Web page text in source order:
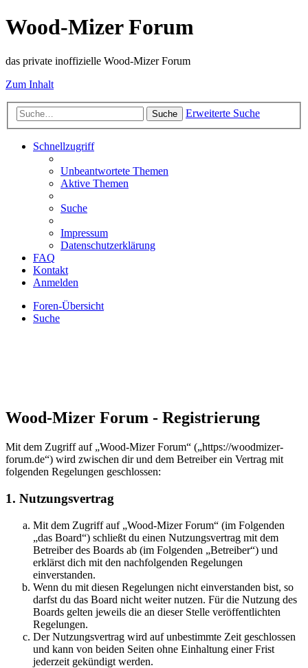
Wood-Mizer Forum
das private inoffizielle Wood-Mizer Forum
Zum Inhalt
Suche Erweiterte Suche
Schnellzugriff
Unbeantwortete Themen
Aktive Themen
Suche
Impressum
Datenschutzerklärung
FAQ
Kontakt
Anmelden
Foren-Übersicht
Suche
Wood-Mizer Forum - Registrierung
Mit dem Zugriff auf „Wood-Mizer Forum“ („https://woodmizer-
forum.de“) wird zwischen dir und dem Betreiber ein Vertrag mit
folgenden Regelungen geschlossen:
1. Nutzungsvertrag
Mit dem Zugriff auf „Wood-Mizer Forum“ (im Folgenden
„das Board“) schließt du einen Nutzungsvertrag mit dem
Betreiber des Boards ab (im Folgenden „Betreiber“) und
erklärst dich mit den nachfolgenden Regelungen
einverstanden.
Wenn du mit diesen Regelungen nicht einverstanden bist, so
darfst du das Board nicht weiter nutzen. Für die Nutzung des
Boards gelten jeweils die an dieser Stelle veröffentlichten
Regelungen.
Der Nutzungsvertrag wird auf unbestimmte Zeit geschlossen
und kann von beiden Seiten ohne Einhaltung einer Frist
jederzeit gekündigt werden.